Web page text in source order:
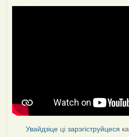
Увайдзіце цізарэгіструйцеся